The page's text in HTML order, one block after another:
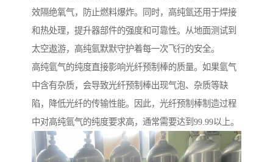
效隔绝氧气，防止燃料爆炸。同时，高纯氩还用于焊接
和热处理，提升器部件的强度和可靠性。从地面测试到
太空遨游，高纯氩默默守护着每一次飞行的安全。
高纯氩气的纯度直接影响光纤预制棒的质量。如果氩气
中含有杂质，会导致光纤预制棒出现气泡、杂质等缺
陷，降低光纤的传输性能。因此，光纤预制棒制造过程
中对高纯氩气的纯度要求高，通常需要达到99.99以上。